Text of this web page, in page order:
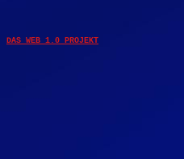
DAS WEB 1.0 PROJEKT